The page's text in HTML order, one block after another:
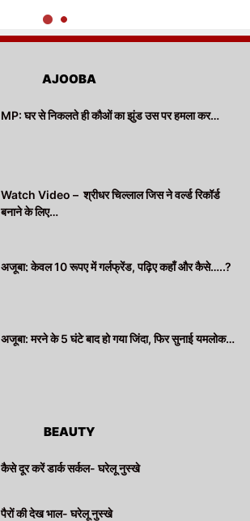
AJOOBA
MP: घर से निकलते ही कौओं का झुंड उस पर हमला कर…
Watch Video – श्रीधर चिल्लाल जिस ने वर्ल्ड रिकॉर्ड
बनाने के लिए…
अजूबा: केवल 10 रूपए में गर्लफ्रेंड, पढ़िए कहाँ और कैसे…..?
अजूबा: मरने के 5 घंटे बाद हो गया जिंदा, फिर सुनाई यमलोक…
BEAUTY
कैसे दूर करें डार्क सर्कल- घरेलू नुस्खे
पैरों की देख भाल- घरेलू नुस्खे